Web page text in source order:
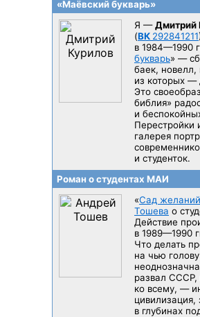
«Маёвский букварь»
Я —Дмитрий
(ВК 292841211
в 1984—1990
букварь» —
баек, новелл,
из которых —
Это
библия»
и
Перестройки
галерея
и студенток.
Роман о студентах МАИ
«Сад желаний
Тошева о
Действие
в 1989—1990
Что делать
на чью
развал
ко всему, —
цивилизация,
в глубинах